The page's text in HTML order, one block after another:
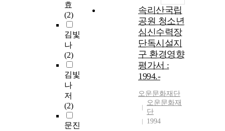
효
(2)
김빛
나
(2)
김빛
나
저
(2)
문진
속리산국립
공원 청소년
심신수력장
단독시설지
구 환경영향
평가서 :
1994.-
오운문화재단
오운문화재
단
1994